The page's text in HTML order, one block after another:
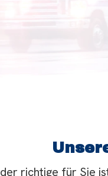
richtige für Sie